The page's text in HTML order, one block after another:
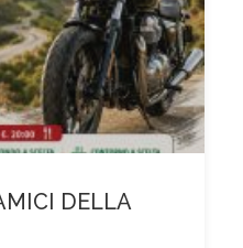
DELLA